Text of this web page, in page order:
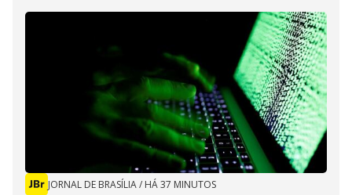
JORNAL DE BRASÍLIA/ HÁ 37 MINUTOS